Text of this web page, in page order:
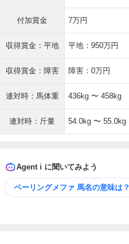
付加賞金 7万円
収得賞金：平地 平地：950万円
収得賞金：障害 障害：0万円
連対時：馬体重 436kg 〜 458kg
連対時：斤量 54.0kg 〜 55.0kg
Agent i に聞いてみよう
ベーリングメファ 馬名の意味は？